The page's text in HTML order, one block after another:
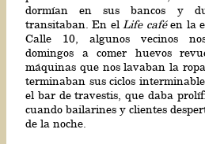
dormían en sus bancos y
transitaban. En elLife caféen la
Calle 10, algunos vecinos
domingos a comer huevos
máquinas que nos lavaban la
terminaban sus ciclos
el bar de travestis, que daba
cuando bailarines y clientes
de la noche.